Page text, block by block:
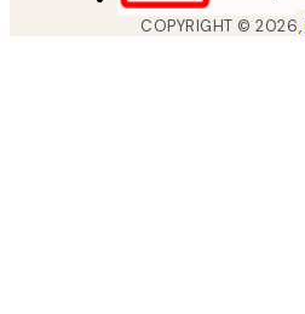
COPYRIGHT ©2026,